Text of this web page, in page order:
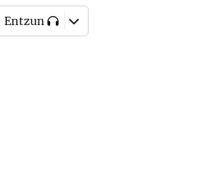
Entzun